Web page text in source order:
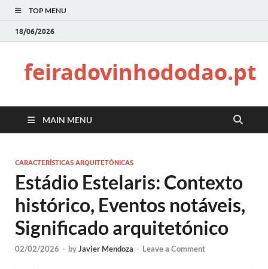
TOP MENU
18/06/2026
feiradovinhododao.pt
MAIN MENU
CARACTERÍSTICAS ARQUITETÓNICAS
Estádio Estelaris: Contexto
histórico, Eventos notáveis,
Significado arquitetónico
02/02/2026 - byJavier Mendoza - Leave a Comment